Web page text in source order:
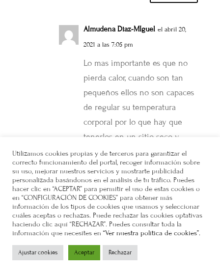
Almudena Diaz-MIguel el abril 20,
2021 a las 7:05 pm
Lo mas importante es que no
pierda calor, cuando son tan
pequeños ellos no son capaces
de regular su temperatura
corporal por lo que hay que
tenerlos en un sitio seco y
caliente. Es preferible la leche
maternizada, si no tienes
puedes probar con leche de
cabra un poco rebajada con
agua. Si le das leche de vaca
aunque sea sin lactosa le puede
sentar mal, rebájala un poquito
con agua. Porque le des un par
Utilizamos cookies propias y de terceros para garantizar el
correcto funcionamiento del portal, recoger información sobre
su uso, mejorar nuestros servicios y mostrarte publicidad
personalizada basándonos en el análisis de tu tráfico. Puedes
hacer clic en “ACEPTAR” para permitir el uso de estas cookies o
en “CONFIGURACIÓN DE COOKIES” para obtener más
información de los tipos de cookies que usamos y seleccionar
cuáles aceptas o rechazas. Puede rechazar las cookies optativas
haciendo clic aquí “RECHAZAR”. Puedes consultar toda la
información que necesites en “Ver nuestra política de cookies”.
Ajustar cookies Aceptar Rechazar